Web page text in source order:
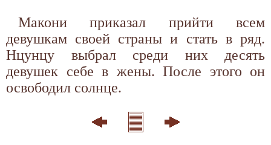
Макони приказал прийти всем
девушкам своей страны и стать в ряд.
Нцунцу выбрал среди них десять
девушек себе в жены. После этого он
освободил солнце.